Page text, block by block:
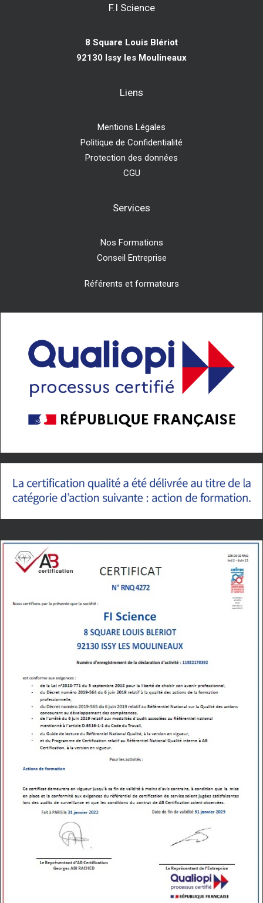
F.I Science
8 Square Louis Blériot
92130 Issy les Moulineaux
Liens
Mentions Légales
Politique de Confidentialité
Protection des données
CGU
Services
Nos Formations
Conseil Entreprise
Référents et formateurs